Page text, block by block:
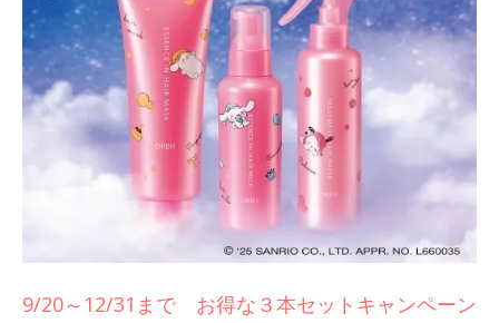
9/20～12/31まで お得な３本セットキャンペーン